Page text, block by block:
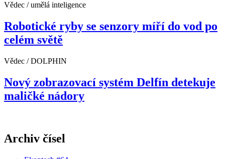
Vědec / umělá inteligence
Robotické ryby se senzory míří do vod po
celém světě
Vědec / DOLPHIN
Nový zobrazovací systém Delfín detekuje
maličké nádory
Archiv čísel